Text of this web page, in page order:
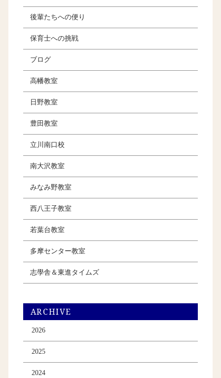
後輩たちへの便り
保育士への挑戦
ブログ
高幡教室
日野教室
豊田教室
立川南口校
南大沢教室
みなみ野教室
西八王子教室
若葉台教室
多摩センター教室
志學舎＆東進タイムズ
ARCHIVE
2026
2025
2024